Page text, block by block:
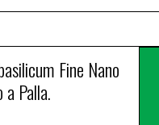
Fine Nano
Palla.